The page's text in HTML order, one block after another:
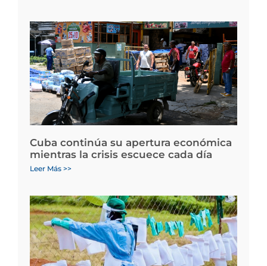
Cuba continúa su apertura económica
mientras la crisis escuece cada día
Leer Más >>